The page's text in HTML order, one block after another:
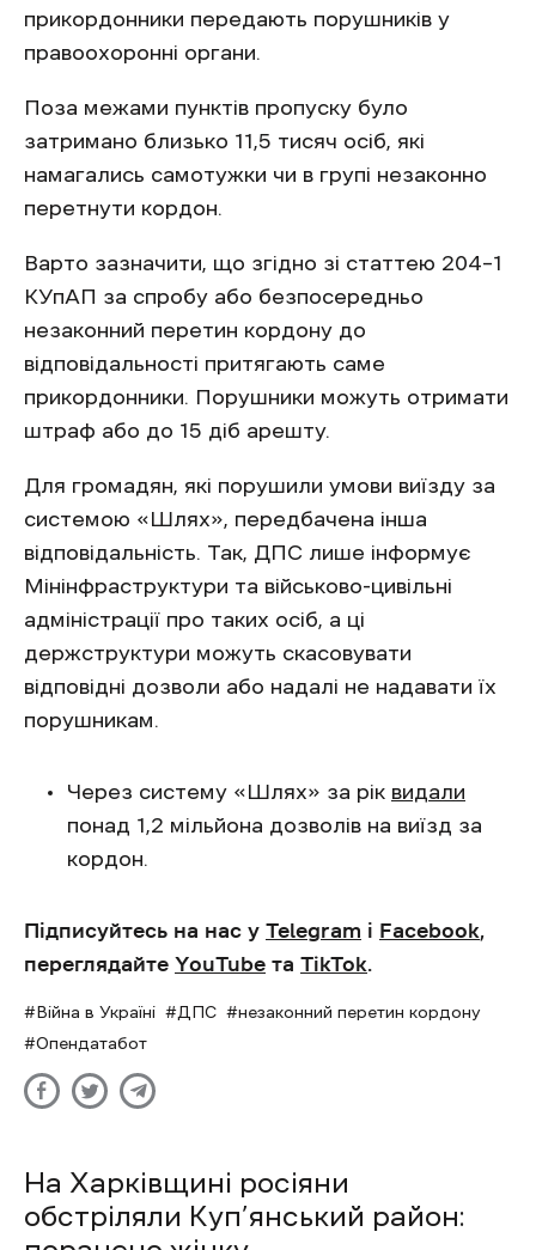
прикордонники передають порушників у
правоохоронні органи.
Поза межами пунктів пропуску було
затримано близько 11,5 тисяч осіб, які
намагались самотужки чи в групі незаконно
перетнути кордон.
Варто зазначити, що згідно зі статтею 204–1
КУпАП за спробу або безпосередньо
незаконний перетин кордону до
відповідальності притягають саме
прикордонники. Порушники можуть отримати
штраф або до 15 діб арешту.
Для громадян, які порушили умови виїзду за
системою «Шлях», передбачена інша
відповідальність. Так, ДПС лише інформує
Мінінфраструктури та військово-цивільні
адміністрації про таких осіб, а ці
держструктури можуть скасовувати
відповідні дозволи або надалі не надавати їх
порушникам.
Через систему «Шлях» за рік видали
понад 1,2 мільйона дозволів на виїзд за
кордон.
Підписуйтесь на нас у Telegram і Facebook,
переглядайте YouTube та TikTok.
Війна в Україні ДПС
незаконний перетин кордону
Опендатабот
На Харківщині росіяни
обстріляли Куп’янський район: